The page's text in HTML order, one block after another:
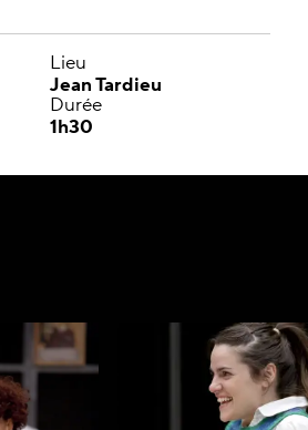
Lieu
Jean Tardieu
Durée
1h30